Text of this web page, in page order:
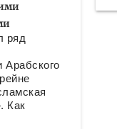
ряд
Арабского
Как